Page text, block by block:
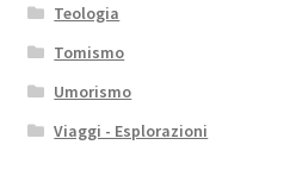
Teologia
Tomismo
Umorismo
Viaggi - Esplorazioni